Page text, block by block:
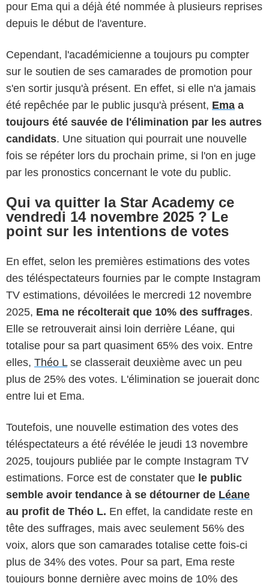
pour Ema qui a déjà été nommée à plusieurs reprises
depuis le début de l'aventure.
Cependant, l'académicienne a toujours pu compter
sur le soutien de ses camarades de promotion pour
s'en sortir jusqu'à présent. En effet, si elle n'a jamais
été repêchée par le public jusqu'à présent, Ema a
toujours été sauvée de l'élimination par les autres
candidats. Une situation qui pourrait une nouvelle
fois se répéter lors du prochain prime, si l'on en juge
par les pronostics concernant le vote du public.
Qui va quitter la Star Academy ce
vendredi 14 novembre 2025 ? Le
point sur les intentions de votes
En effet, selon les premières estimations des votes
des téléspectateurs fournies par le compte Instagram
TV estimations, dévoilées le mercredi 12 novembre
2025, Ema ne récolterait que 10% des suffrages.
Elle se retrouverait ainsi loin derrière Léane, qui
totalise pour sa part quasiment 65% des voix. Entre
elles, Théo Lse classerait deuxième avec un peu
plus de 25% des votes. L'élimination se jouerait donc
entre lui et Ema.
Toutefois, une nouvelle estimation des votes des
téléspectateurs a été révélée le jeudi 13 novembre
2025, toujours publiée par le compte Instagram TV
estimations. Force est de constater que le public
semble avoir tendance à se détourner de Léane
au profit de Théo L. En effet, la candidate reste en
tête des suffrages, mais avec seulement 56% des
voix, alors que son camarades totalise cette fois-ci
plus de 34% des votes. Pour sa part, Ema reste
toujours bonne dernière avec moins de 10% des